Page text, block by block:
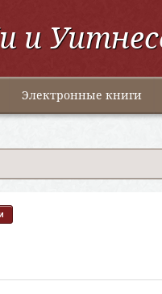
и
Электронные книги